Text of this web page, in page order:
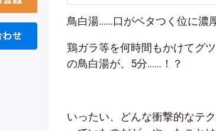
鳥白湯……口がベタつく位に濃
鶏ガラ等を何時間もかけてグ
の鳥白湯が、5分……！？
いったい、どんな衝撃的なテ